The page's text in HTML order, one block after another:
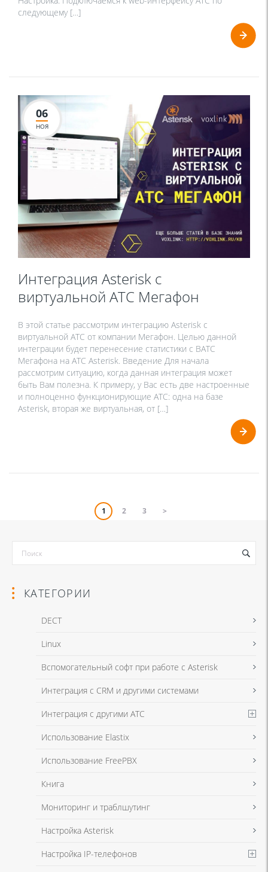
следующему […]
06
НОЯ
Интеграция Asterisk с
виртуальной АТС Мегафон
В этой статье рассмотрим интеграцию Asterisk с
виртуальной АТС от компании Мегафон. Целью данной
интеграции будет перенесение статистики с ВАТС
Мегафона на АТС Asterisk. Введение Для начала
рассмотрим ситуацию, когда данная интеграция может
быть Вам полезна. К примеру, у Вас есть две настроенные
и полноценно функционирующие АТС: одна на базе
Asterisk, вторая же виртуальная, от […]
1 2 3 >
КАТЕГОРИИ
DECT
Linux
Вспомогательный софт при работе с Asterisk
Интеграция с CRM и другими системами
Интеграция с другими АТС
Использование Elastix
Использование FreePBX
Книга
Мониторинг и траблшутинг
Настройка Asterisk
Настройка IP-телефонов